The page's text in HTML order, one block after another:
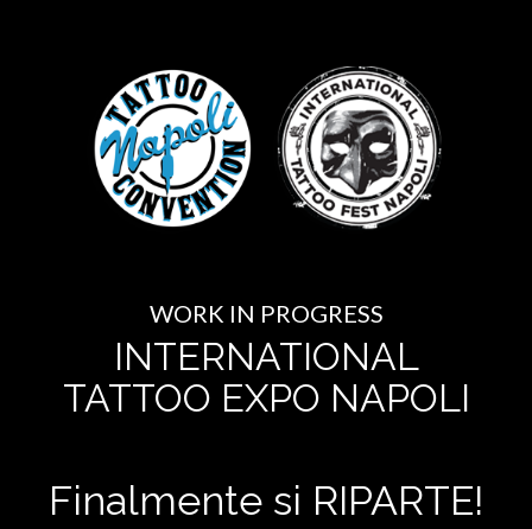
WORK IN PROGRESS
INTERNATIONAL
TATTOO EXPO NAPOLI
Finalmente si RIPARTE!